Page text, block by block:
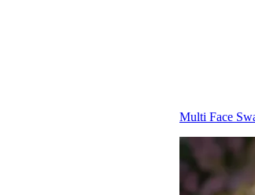
Multi Face